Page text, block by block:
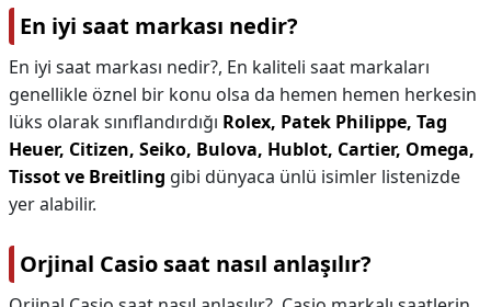
En iyi saat markası nedir?
En iyi saat markası nedir?, En kaliteli saat markaları
genellikle öznel bir konu olsa da hemen hemen herkesin
lüks olarak sınıflandırdığı Rolex, Patek Philippe, Tag
Heuer, Citizen, Seiko, Bulova, Hublot, Cartier, Omega,
Tissot ve Breitling gibi dünyaca ünlü isimler listenizde
yer alabilir.
Orjinal Casio saat nasıl anlaşılır?